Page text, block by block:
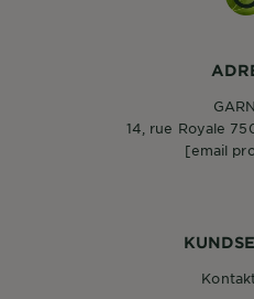
14, rue Royale
[email